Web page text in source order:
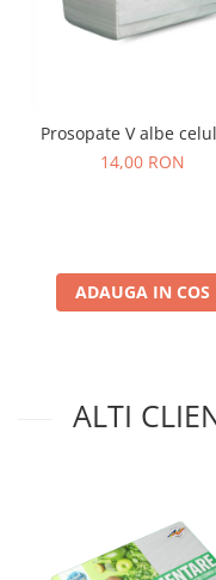
Prosopate V albe
14,00 RON
ADAUGA IN COS
ALTI